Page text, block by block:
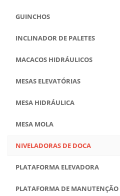
GUINCHOS
INCLINADOR DE PALETES
MACACOS HIDRÁULICOS
MESAS ELEVATÓRIAS
MESA HIDRÁULICA
MESA MOLA
NIVELADORAS DE DOCA
PLATAFORMA ELEVADORA
PLATAFORMA DE MANUTENÇÃO